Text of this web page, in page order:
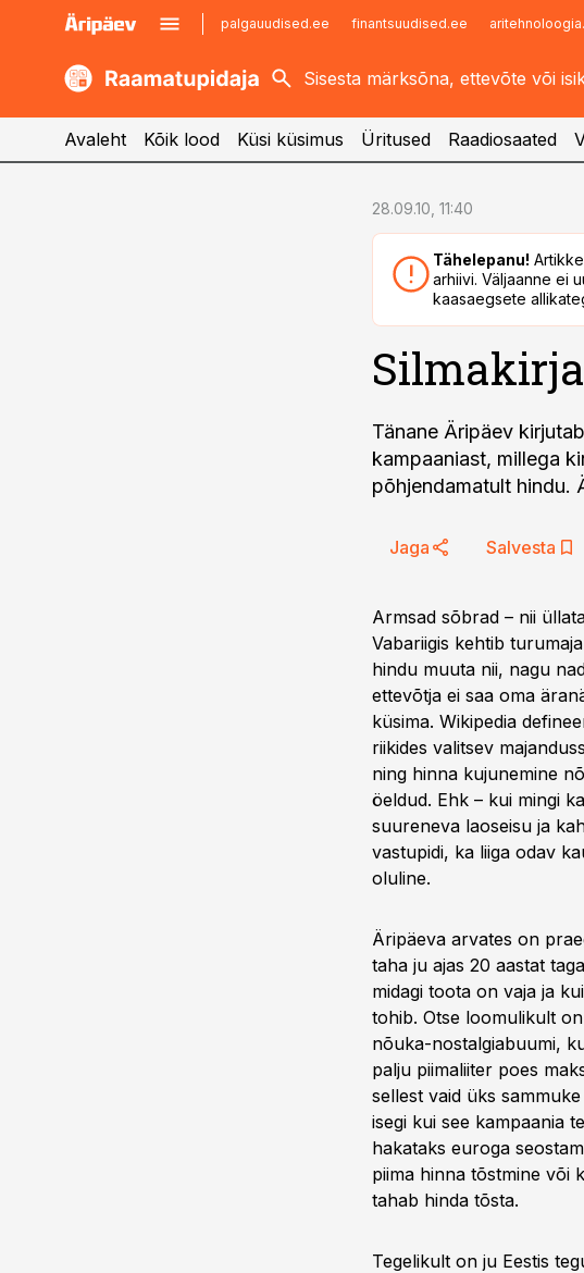
palgauudised.ee finantsuudised.ee
kaubandus.ee
kinnisvarauudised.ee
imelineajalugu.ee
Infopank
Avaleht Kõik lood Küsi küsimus Üritused Raadiosaated
28.09.10, 11:40
Tähelepanu!
arhiivi. Väljaanne ei
kaasaegsete
Tänane Äripäev
kampaaniast, millega
põhjendamatult hindu.
Jaga Salvesta
Armsad sõbrad – nii
Vabariigis kehtib
hindu muuta nii, nagu
ettevõtja ei saa oma
küsima. Wikipedia
riikides valitsev
ning hinna kujunemine
öeldud. Ehk – kui mingi
suureneva laoseisu ja
vastupidi, ka liiga odav
oluline.
Äripäeva arvates on
taha ju ajas 20 aastat
midagi toota on vaja ja
tohib. Otse loomulikult
nõuka-nostalgiabuumi,
palju piimaliiter poes
sellest vaid üks
isegi kui see kampaania
hakataks euroga
piima hinna tõstmine või
tahab hinda tõsta.
Tegelikult on ju Eestis